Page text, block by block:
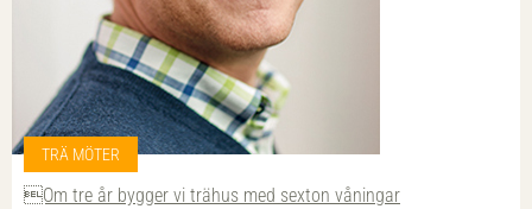
TRÄ MÖTER
Om tre år bygger vi trähus med sexton våningar